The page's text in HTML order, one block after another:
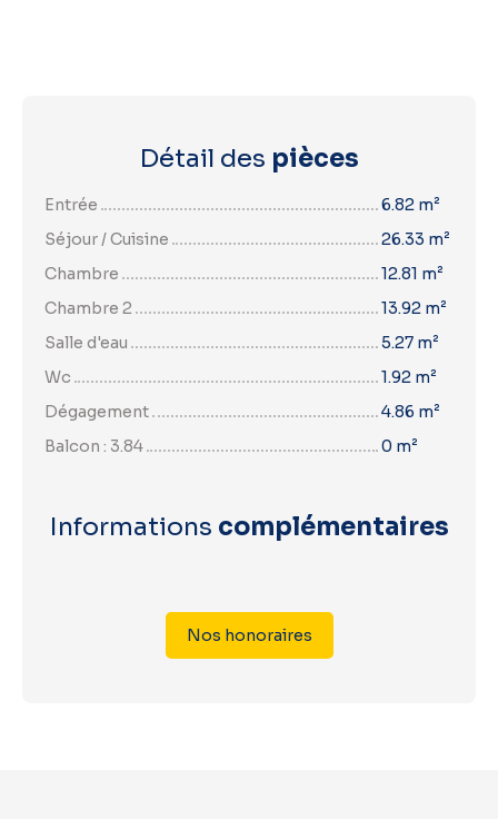
Détail des pièces
Entrée
6.82 m²
Séjour / Cuisine
26.33 m²
Chambre
12.81 m²
Chambre 2
13.92 m²
Salle d'eau
5.27 m²
Wc
1.92 m²
Dégagement
4.86 m²
Balcon : 3.84
0 m²
Informations complémentaires
Nos honoraires